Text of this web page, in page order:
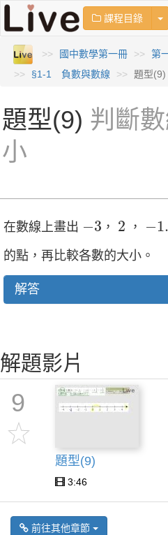
課程目錄
國中數學第一冊
第
§1-1 負數與數線
題型(9)
題型(9) 判斷
小
在數線上畫出 −3
3 ， 2
2 ， −
的點，再比較各數的大小。
解答
解題影片
9
題型(9)
3:46
前往其他章節